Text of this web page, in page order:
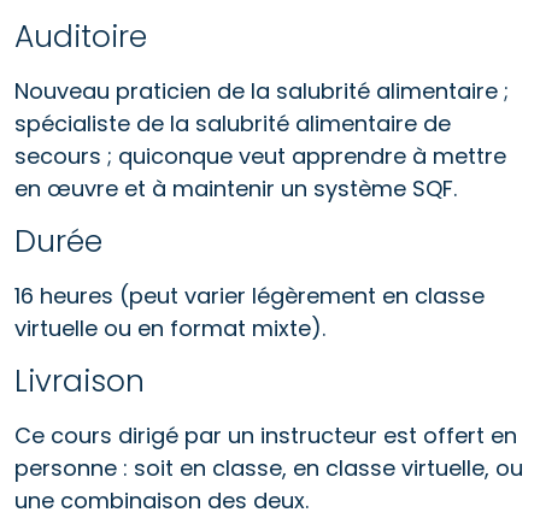
Auditoire
Nouveau praticien de la salubrité alimentaire ;
spécialiste de la salubrité alimentaire de
secours ; quiconque veut apprendre à mettre
en œuvre et à maintenir un système SQF.
Durée
16 heures (peut varier légèrement en classe
virtuelle ou en format mixte).
Livraison
Ce cours dirigé par un instructeur est offert en
personne : soit en classe, en classe virtuelle, ou
une combinaison des deux.